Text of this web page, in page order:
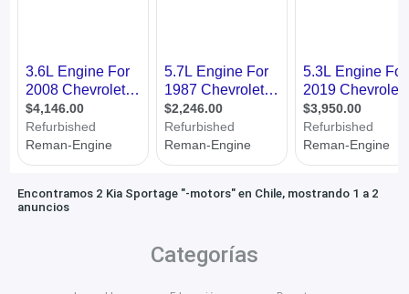
Encontramos 2 Kia Sportage "-motors" en Chile, mostrando 1 a 2
anuncios
Categorías